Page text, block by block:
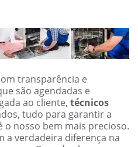
transparência e
são agendadas e
ao cliente, técnicos
tudo para garantir a
o nosso bem mais precioso.
a verdadeira diferença na